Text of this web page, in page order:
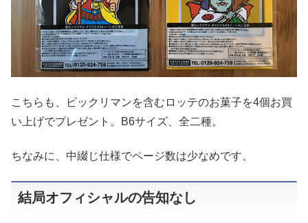
こちらも、ビックリマンを含むロッテのお菓子を4個お買
い上げでプレゼント。B6サイズ、全二種。
ちなみに、中綴じ仕様でページ数は少なめです。
結局オフィシャルの告知なし